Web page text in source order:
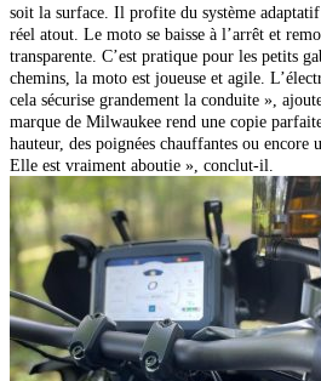
soit la surface. Il profite du système
réel atout. Le moto se baisse à l’arrêt et
transparente. C’est pratique pour les petits
chemins, la moto est joueuse et agile.
cela sécurise grandement la conduite »,
marque de Milwaukee rend une copie
hauteur, des poignées chauffantes ou
Elle est vraiment aboutie », conclut-il.